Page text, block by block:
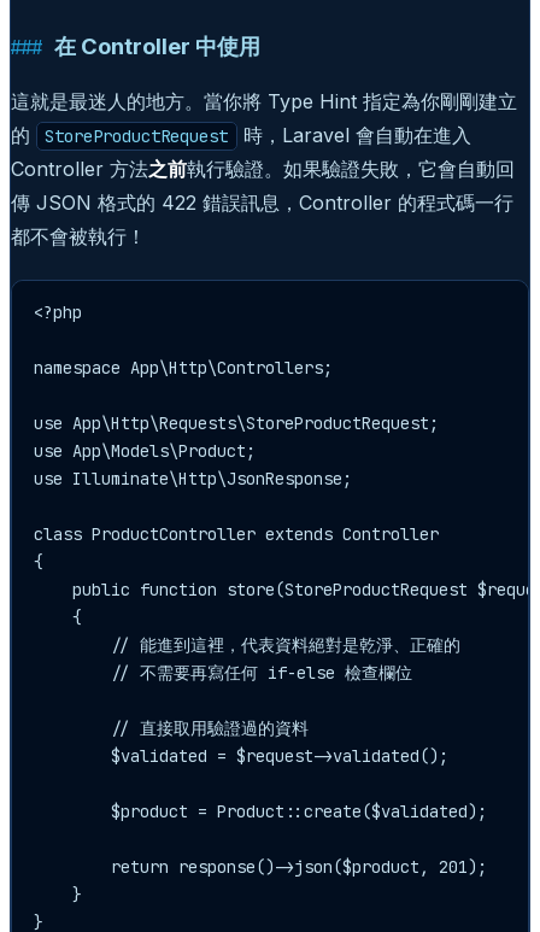
在 Controller 中使用
這就是最迷人的地方。當你將 Type Hint 指定為你剛剛建立
的
StoreProductRequest
時，Laravel 會自動在進入
Controller 方法之前執行驗證。如果驗證失敗，它會自動回
傳 JSON 格式的 422 錯誤訊息，Controller 的程式碼一行
都不會被執行！
<?php
namespace App\Http\Controllers;
use App\Http\Requests\StoreProductRequest;
use App\Models\Product;
use Illuminate\Http\JsonResponse;
class ProductController extends Controller
{
public function store(StoreProductRequest
    {
        // 能進到這裡，代表資料絕對是乾淨、正確的
        // 不需要再寫任何 if-else 檢查欄位
        // 直接取用驗證過的資料
        $validated = $request->validated();
        $product = Product::create($validated);
        return response()->json($product, 201);
    }